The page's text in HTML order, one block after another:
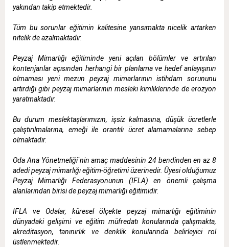
yakından takip etmektedir.
Tüm bu sorunlar eğitimin kalitesine yansımakta nicelik artarken
nitelik de azalmaktadır.
Peyzaj Mimarlığı eğitiminde yeni açılan bölümler ve artırılan
kontenjanlar açısından herhangi bir planlama ve hedef anlayışının
olmaması yeni mezun peyzaj mimarlarının istihdam sorununu
artırdığı gibi peyzaj mimarlarının mesleki kimliklerinde de erozyon
yaratmaktadır.
Bu durum meslektaşlarımızın, işsiz kalmasına, düşük ücretlerle
çalıştırılmalarına, emeği ile orantılı ücret alamamalarına sebep
olmaktadır.
Oda Ana Yönetmeliği`nin amaç maddesinin 24 bendinden en az 8
adedi peyzaj mimarlığı eğitim-öğretimi üzerinedir. Üyesi olduğumuz
Peyzaj Mimarlığı Federasyonunun (IFLA) en önemli çalışma
alanlarından birisi de peyzaj mimarlığı eğitimidir.
IFLA ve Odalar, küresel ölçekte peyzaj mimarlığı eğitiminin
dünyadaki gelişimi ve eğitim müfredatı konularında çalışmakta,
akreditasyon, tanınırlık ve denklik konularında belirleyici rol
üstlenmektedir.